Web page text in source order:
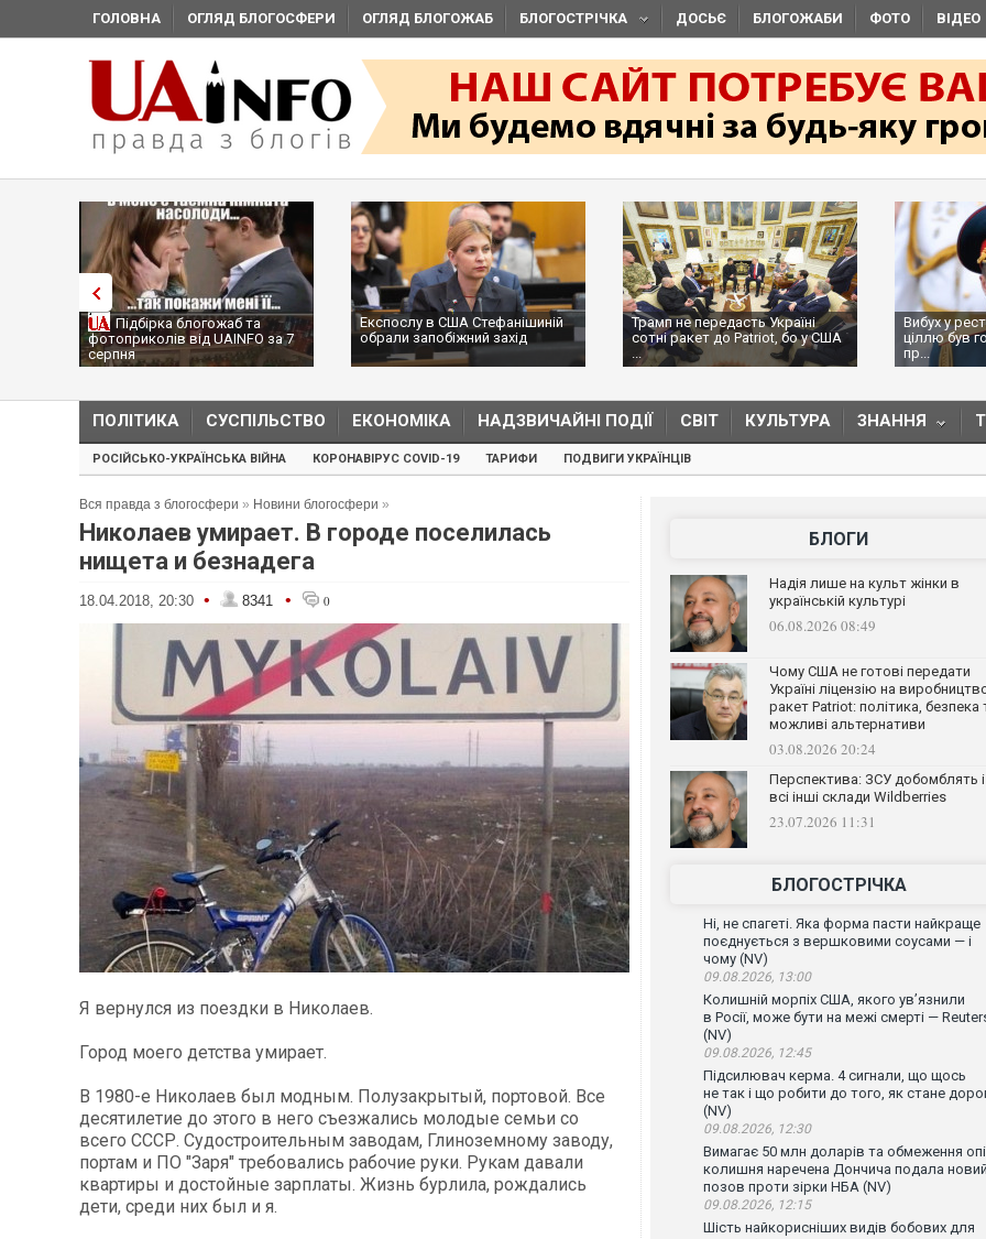
ГОЛОВНА ОГЛЯД БЛОГОСФЕРИ ОГЛЯД БЛОГОЖАБ БЛОГОСТРІЧКА ДОСЬЄ БЛОГОЖАБИ ФОТО ВІДЕО
Підбірка блогожаб та
фотоприколів від UAINFO за 7
серпня
Експослу в США Стефанішиній
обрали запобіжний захід
Трамп не передасть Україні
сотні ракет до Patriot, бо у США
...
Вибух у
ціллю був
пр...
ПОЛІТИКА СУСПІЛЬСТВО ЕКОНОМІКА НАДЗВИЧАЙНІ ПОДІЇ СВІТ КУЛЬТУРА ЗНАННЯ
РОСІЙСЬКО-УКРАЇНСЬКА ВІЙНА КОРОНАВІРУС COVID-19 ТАРИФИ ПОДВИГИ УКРАЇНЦІВ
Вся правда з блогосфери » Новини блогосфери »
Николаев умирает. В городе поселилась
нищета и безнадега
18.04.2018, 20:30 • 8341 • 0
Я вернулся из поездки в Николаев.
Город моего детства умирает.
В 1980-е Николаев был модным. Полузакрытый, портовой. Все
десятилетие до этого в него съезжались молодые семьи со
всего СССР. Судостроительным заводам, Глиноземному заводу,
портам и ПО "Заря" требовались рабочие руки. Рукам давали
квартиры и достойные зарплаты. Жизнь бурлила, рождались
дети, среди них был и я.
БЛОГИ
Надія лише на культ жінки в
українській культурі
06.08.2026 08:49
Чому США не готові передати
Україні ліцензію на
ракет Patriot: політика, безпека
можливі альтернативи
03.08.2026 20:24
Перспектива: ЗСУ добомблять і
всі інші склади Wildberries
23.07.2026 11:31
БЛОГОСТРІЧКА
Ні, не спагеті. Яка форма пасти найкраще
поєднується з вершковими соусами — і
чому (NV)
09.08.2026, 13:00
Колишній морпіх США, якого ув’язнили
в Росії, може бути на межі смерті —
(NV)
09.08.2026, 12:45
Підсилювач керма. 4 сигнали, що щось
не так і що робити до того, як стане
(NV)
09.08.2026, 12:30
Вимагає 50 млн доларів та обмеження
колишня наречена Дончича подала новий
позов проти зірки НБА (NV)
09.08.2026, 12:15
Шість найкорисніших видів бобових для